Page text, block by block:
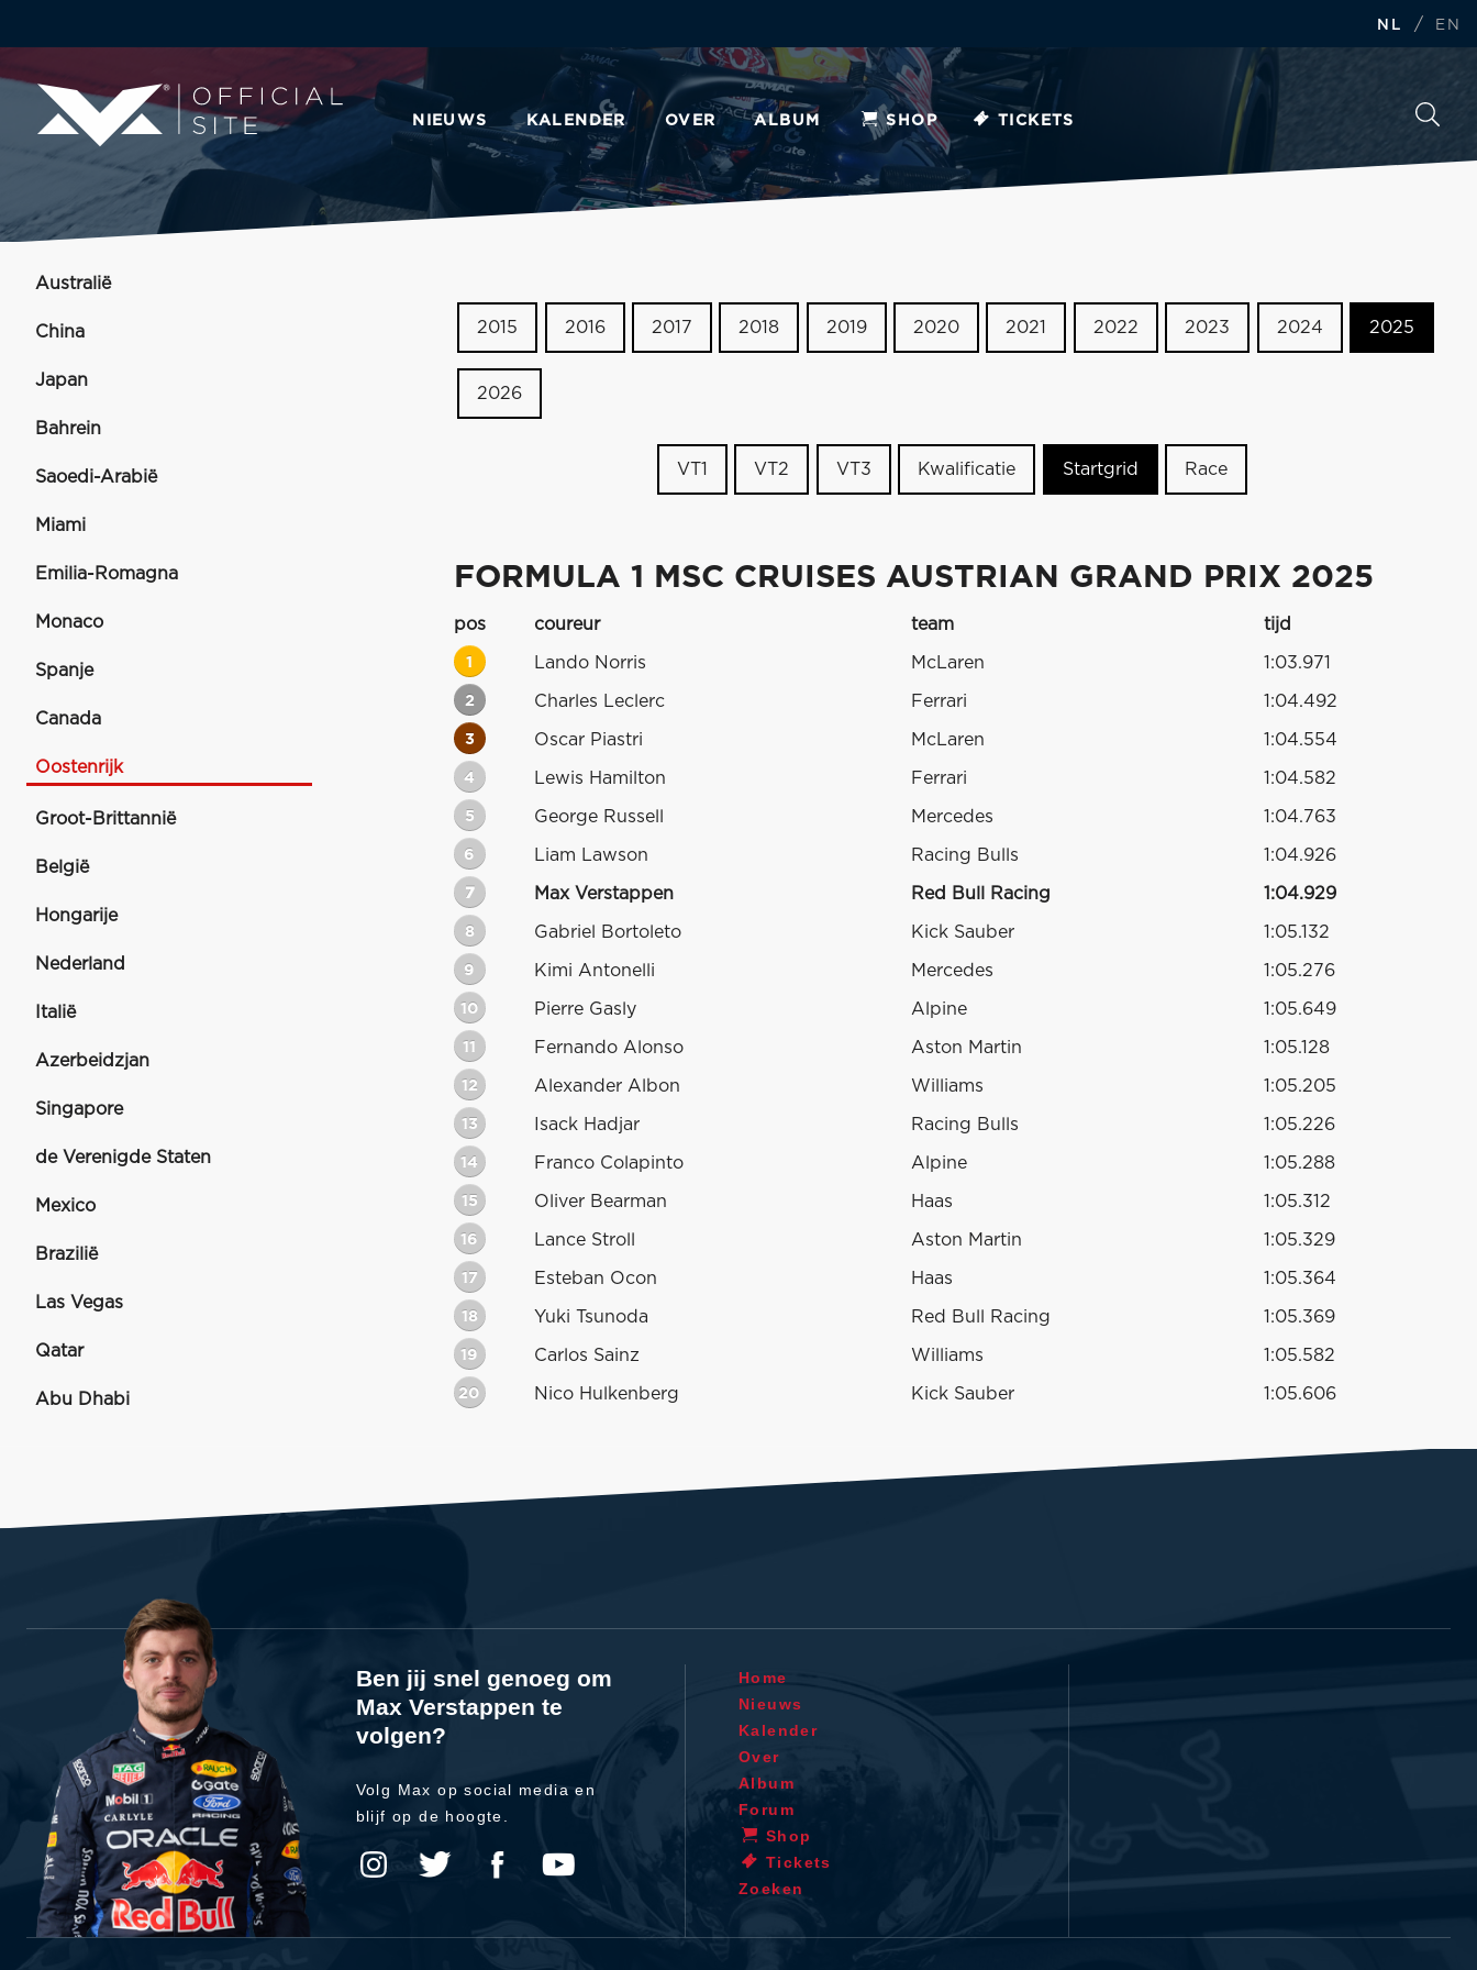
NL / EN
NIEUWS KALENDER OVER ALBUM SHOP TICKETS
Australië
China
Japan
Bahrein
Saoedi-Arabië
Miami
Emilia-Romagna
Monaco
Spanje
Canada
Oostenrijk
Groot-Brittannië
België
Hongarije
Nederland
Italië
Azerbeidzjan
Singapore
de Verenigde Staten
Mexico
Brazilië
Las Vegas
Qatar
Abu Dhabi
2015 2016 2017 2018 2019 2020 2021 2022 2023 2024 2025
2026
VT1 VT2 VT3 Kwalificatie Startgrid Race
FORMULA 1 MSC CRUISES AUSTRIAN GRAND PRIX 2025
pos coureur team tijd
1 Lando Norris McLaren 1:03.971
2 Charles Leclerc Ferrari 1:04.492
3 Oscar Piastri McLaren 1:04.554
4 Lewis Hamilton Ferrari 1:04.582
5 George Russell Mercedes 1:04.763
6 Liam Lawson Racing Bulls 1:04.926
7 Max Verstappen Red Bull Racing 1:04.929
8 Gabriel Bortoleto Kick Sauber 1:05.132
9 Kimi Antonelli Mercedes 1:05.276
10 Pierre Gasly Alpine 1:05.649
11 Fernando Alonso Aston Martin 1:05.128
12 Alexander Albon Williams 1:05.205
13 Isack Hadjar Racing Bulls 1:05.226
14 Franco Colapinto Alpine 1:05.288
15 Oliver Bearman Haas 1:05.312
16 Lance Stroll Aston Martin 1:05.329
17 Esteban Ocon Haas 1:05.364
18 Yuki Tsunoda Red Bull Racing 1:05.369
19 Carlos Sainz Williams 1:05.582
20 Nico Hulkenberg Kick Sauber 1:05.606
Ben jij snel genoeg om
Max Verstappen te
volgen?
Volg Max op social media en
blijf op de hoogte.
Home
Nieuws
Kalender
Over
Album
Forum
Shop
Tickets
Zoeken